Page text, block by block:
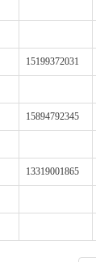
15199372031
15894792345
13319001865